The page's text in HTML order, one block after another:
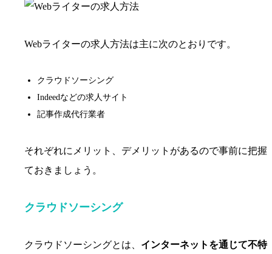
Webライターの求人方法は主に次のとおりです。
クラウドソーシング
Indeedなどの求人サイト
記事作成代行業者
それぞれにメリット、デメリットがあるので事前に把握
ておきましょう。
クラウドソーシング
クラウドソーシングとは、 インターネットを通じて不特